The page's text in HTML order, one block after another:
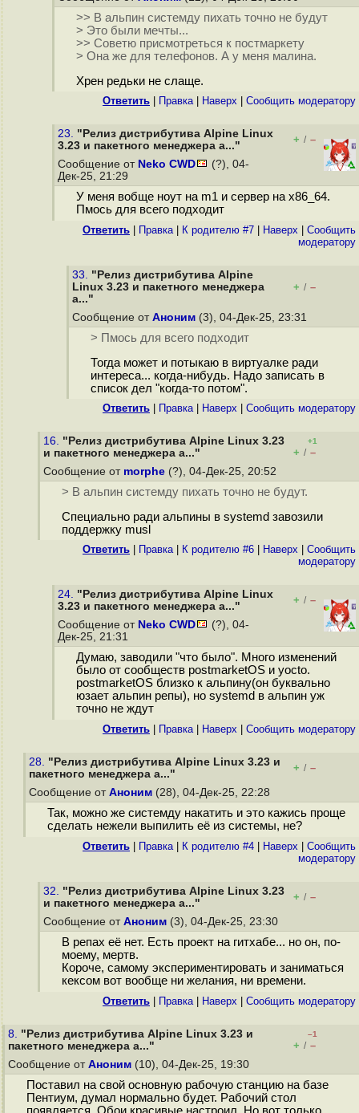
>> В альпин системду пихать точно не будут
> Это были мечты...
>> Советю присмотреться к постмаркету
> Она же для телефонов. А у меня малина.
Хрен редьки не слаще.
Ответить Правка| Наверх Cообщить модератору
23. "Релиз дистрибутива Alpine Linux
3.23 и пакетного менеджера a..."
+ / –
Сообщение от Neko CWD
(?), 04-
Дек-25, 21:29
У меня вобще ноут на m1 и сервер на x86_64.
Пмось для всего подходит
Ответить Правка| К родителю #7 Наверх
Cообщить
модератору
33. "Релиз дистрибутива Alpine
Linux 3.23 и пакетного менеджера
a..."
+ / –
Сообщение от Аноним (3), 04-Дек-25, 23:31
> Пмось для всего подходит
Тогда может и потыкаю в виртуалке ради
интереса... когда-нибудь. Надо записать в
список дел "когда-то потом".
Ответить Правка| Наверх Cообщить модератору
16. "Релиз дистрибутива Alpine Linux 3.23
и пакетного менеджера a..."
+1
+ / –
Сообщение от morphe (?), 04-Дек-25, 20:52
> В альпин системду пихать точно не будут.
Специально ради альпины в systemd завозили
поддержку musl
Ответить Правка| К родителю #6 Наверх
Cообщить
модератору
24. "Релиз дистрибутива Alpine Linux
3.23 и пакетного менеджера a..."
+ / –
Сообщение от Neko CWD
(?), 04-
Дек-25, 21:31
Думаю, заводили "что было". Много изменений
было от сообществ postmarketOS и yocto.
postmarketOS близко к альпину(он буквально
юзает альпин репы), но systemd в альпин уж
точно не ждут
Ответить Правка| Наверх Cообщить модератору
28. "Релиз дистрибутива Alpine Linux 3.23 и
пакетного менеджера a..."
+ / –
Сообщение от Аноним (28), 04-Дек-25, 22:28
Так, можно же системду накатить и это кажись проще
сделать нежели выпилить её из системы, не?
Ответить Правка| К родителю #4 Наверх
Cообщить
модератору
32. "Релиз дистрибутива Alpine Linux 3.23
и пакетного менеджера a..."
+ / –
Сообщение от Аноним (3), 04-Дек-25, 23:30
В репах её нет. Есть проект на гитхабе... но он, по-
моему, мертв.
Короче, самому экспериментировать и заниматься
кексом вот вообще ни желания, ни времени.
Ответить Правка| Наверх Cообщить модератору
8. "Релиз дистрибутива Alpine Linux 3.23 и
пакетного менеджера a..."
–1
+ / –
Сообщение от Аноним (10), 04-Дек-25, 19:30
Поставил на свой основную рабочую станцию на базе
Пентиум, думал нормально будет. Рабочий стол